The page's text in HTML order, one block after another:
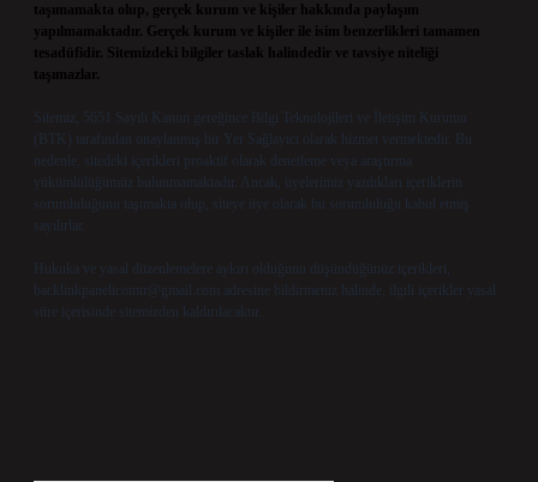
taşımamakta olup, gerçek kurum ve kişiler hakkında paylaşım
yapılmamaktadır. Gerçek kurum ve kişiler ile isim benzerlikleri tamamen
tesadüfidir. Sitemizdeki bilgiler taslak halindedir ve tavsiye niteliği
taşımazlar.
Sitemiz, 5651 Sayılı Kanun gereğince Bilgi Teknolojileri ve İletişim Kurumu
(BTK) tarafından onaylanmış bir Yer Sağlayıcı olarak hizmet vermektedir. Bu
nedenle, sitedeki içerikleri proaktif olarak denetleme veya araştırma
yükümlülüğümüz bulunmamaktadır. Ancak, üyelerimiz yazdıkları içeriklerin
sorumluluğunu taşımakta olup, siteye üye olarak bu sorumluluğu kabul etmiş
sayılırlar.
Hukuka ve yasal düzenlemelere aykırı olduğunu düşündüğünüz içerikleri,
backlinkpanelicomtr@gmail.com adresine bildirmeniz halinde, ilgili içerikler yasal
süre içerisinde sitemizden kaldırılacaktır.